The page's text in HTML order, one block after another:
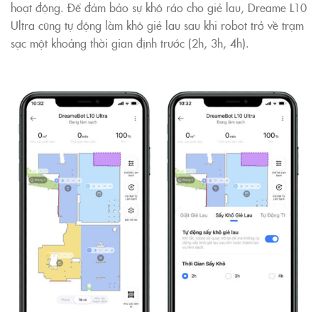
hoạt động. Để đảm bảo sự khô ráo cho giẻ lau, Dreame L10
Ultra cũng tự động làm khô giẻ lau sau khi robot trở về trạm
sạc một khoảng thời gian định trước (2h, 3h, 4h).